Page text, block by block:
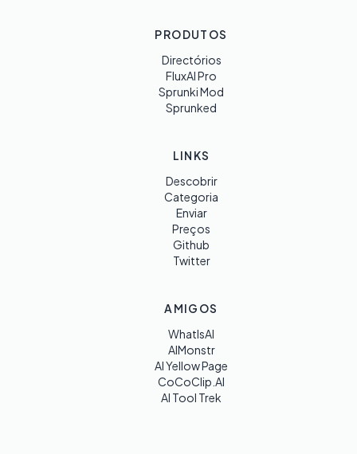
PRODUTOS
Directórios
FluxAI Pro
Sprunki Mod
Sprunked
LINKS
Descobrir
Categoria
Enviar
Preços
Github
Twitter
AMIGOS
WhatIsAI
AIMonstr
AI Yellow Page
CoCoClip.AI
AI Tool Trek